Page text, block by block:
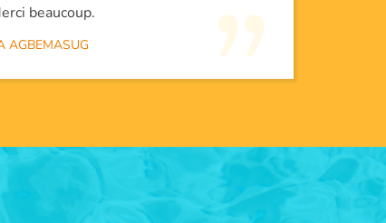
beaucoup.
AGBEMASUG